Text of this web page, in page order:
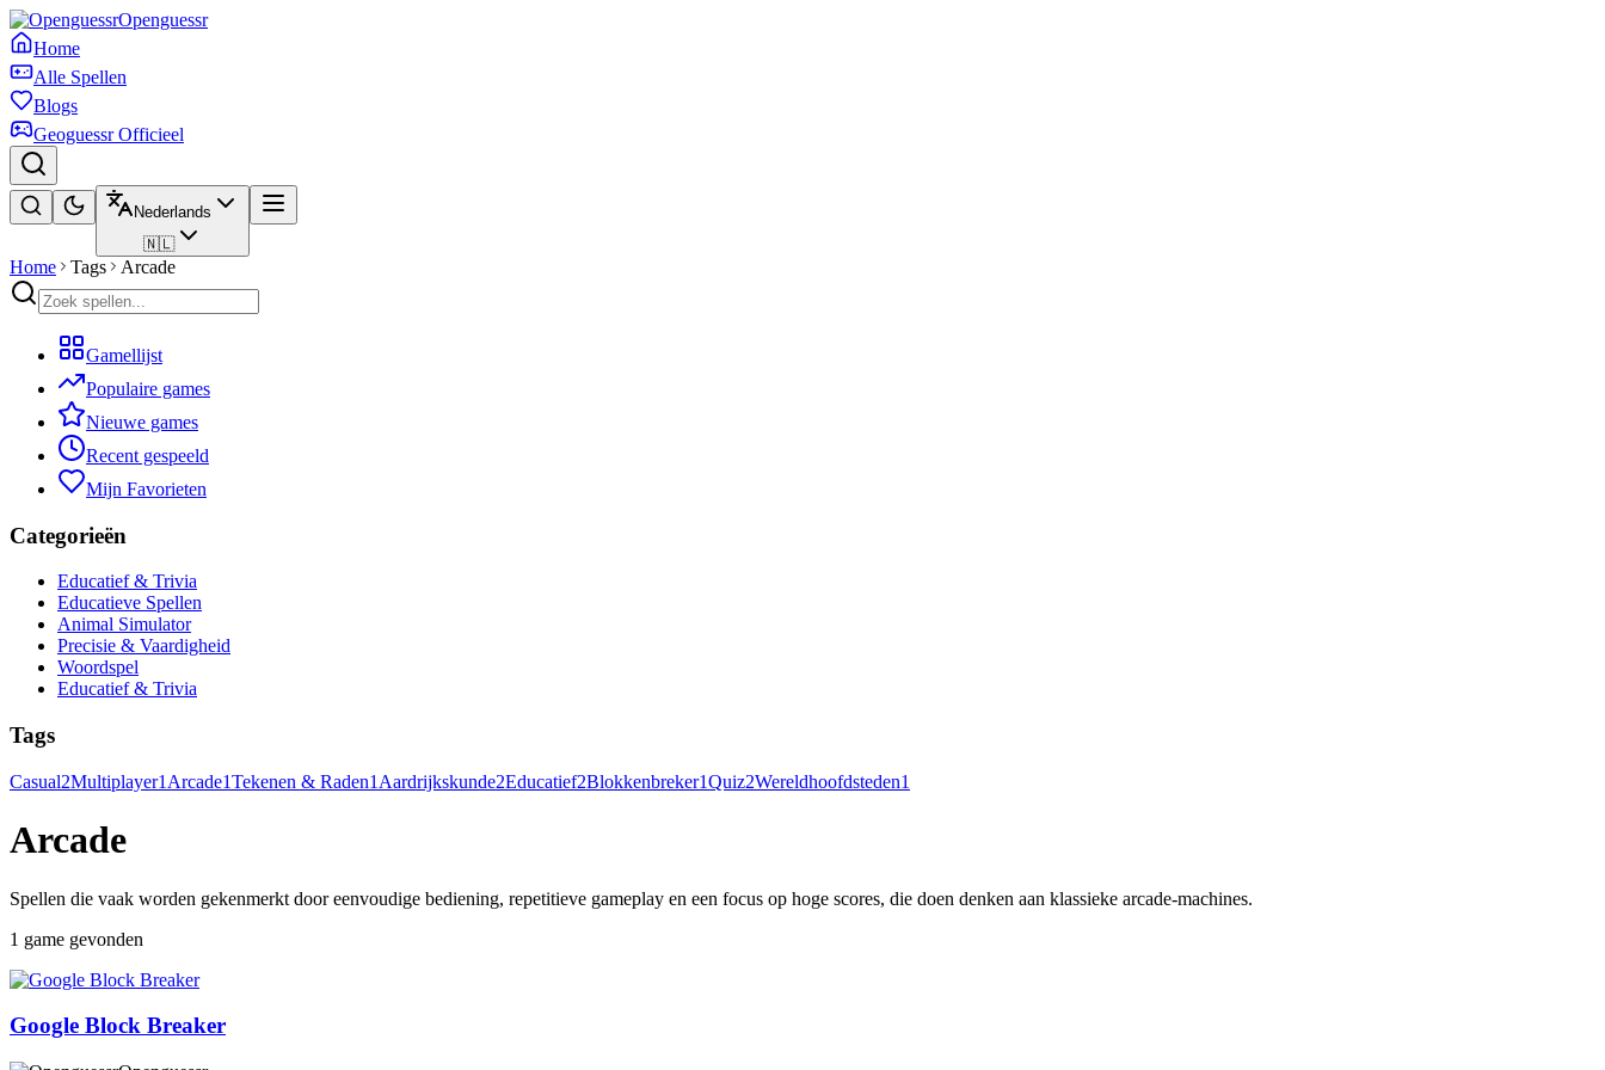
Openguessr
Home
Alle Spellen
Blogs
Geoguessr Officieel
Nederlands
🇳🇱
Home Tags Arcade
Gamellijst
Populaire games
Nieuwe games
Recent gespeeld
Mijn Favorieten
Categorieën
Educatief & Trivia
Educatieve Spellen
Animal Simulator
Precisie & Vaardigheid
Woordspel
Educatief & Trivia
Tags
Casual2Multiplayer1 Arcade1Tekenen & Raden1 Aardrijkskunde2Educatief2Blokkenbreker1Quiz2Wereldhoofdsteden1
Arcade
Spellen die vaak worden gekenmerkt door eenvoudige bediening, repetitieve gameplay en een focus op hoge scores, die doen denken aan klassieke arcade-machines.
1 game gevonden
Google Block Breaker